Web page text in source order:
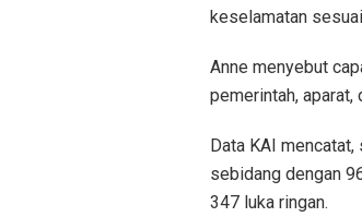
keselamatan
Anne menyebut
pemerintah,
Data KAI
sebidang dengan
347 luka ringan.